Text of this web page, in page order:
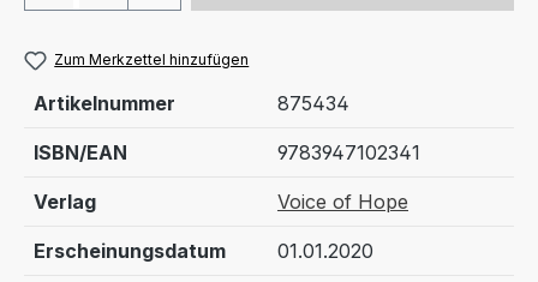
Zum Merkzettel hinzufügen
Artikelnummer 875434
ISBN/EAN 9783947102341
Verlag Voice of Hope
Erscheinungsdatum 01.01.2020